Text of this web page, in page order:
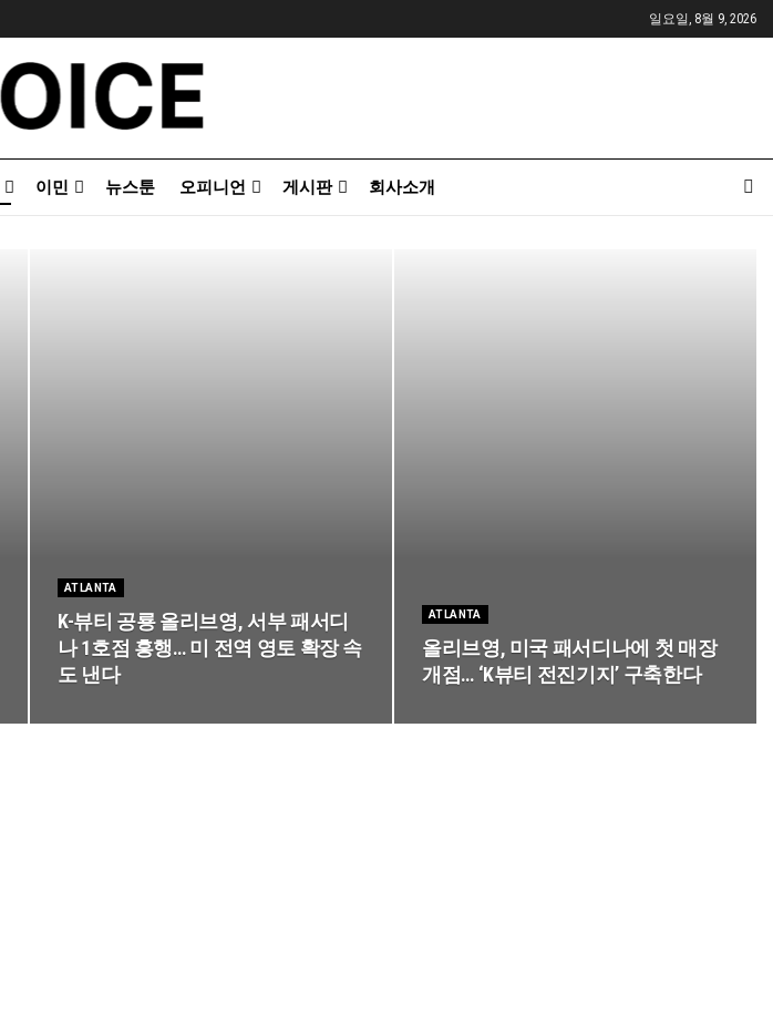
일요일, 8월 9, 2026
이민 뉴스툰 오피니언 게시판 회사소개
ATLANTA
K-뷰티 공룡 올리브영, 서부 패서디
나 1호점 흥행… 미 전역 영토 확장 속
도 낸다
ATLANTA
올리브영, 미국 패서디나에 첫 매장
개점… ‘K뷰티 전진기지’ 구축한다